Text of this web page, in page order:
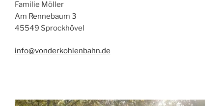
Familie Möller
Am Rennebaum 3
45549 Sprockhövel
info@vonderkohlenbahn.de